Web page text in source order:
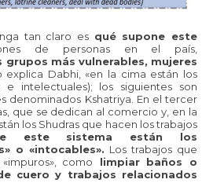
tan claro es qué supone este
de personas en el país,
grupos más vulnerables, mujeres
explica Dabhi, «en la cima están los
e intelectuales); los siguientes son
denominados Kshatriya. En el tercer
que se dedican al comercio y, en la
los Shudras que hacen los trabajos
este sistema están los
o «intocables». Los trabajos que
como limpiar baños o
cuero y trabajos relacionados